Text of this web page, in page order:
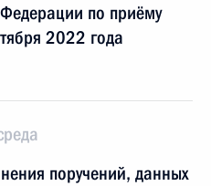
по приёму
2022 года
поручений, данных